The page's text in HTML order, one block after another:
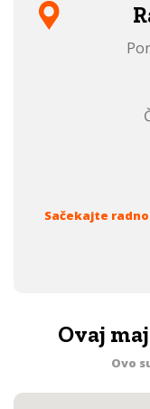
Sačekajte
Ovaj
Ovo